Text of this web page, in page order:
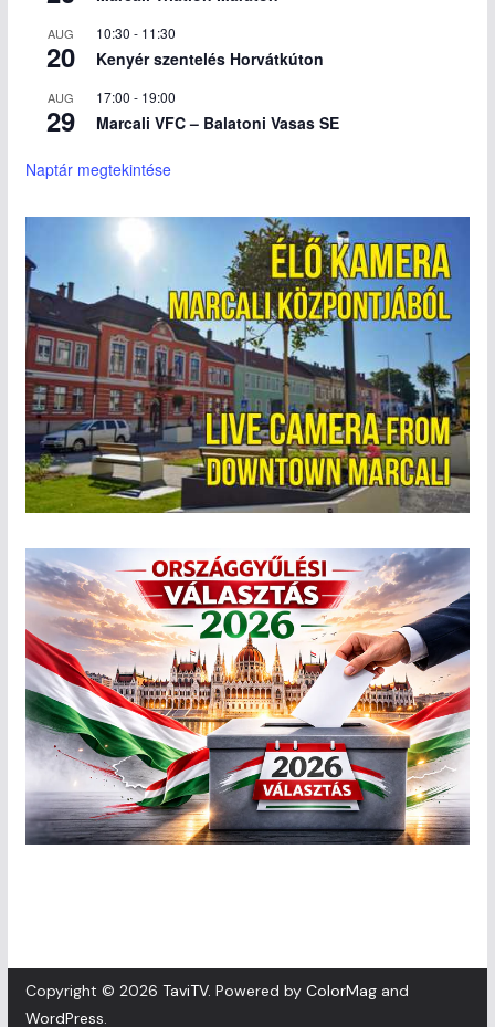
AUG
20
10:30 - 11:30
Kenyér szentelés Horvátkúton
AUG
29
17:00 - 19:00
Marcali VFC – Balatoni Vasas SE
Naptár megtekintése
Copyright © 2026 TaviTV. Powered by ColorMagand
WordPress.